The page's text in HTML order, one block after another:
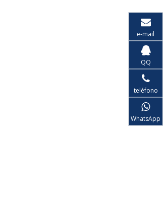
e-mail
QQ
teléfono
WhatsApp